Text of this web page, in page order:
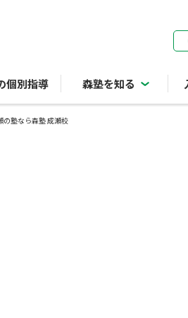
個別指導 森塾を知る
の塾なら森塾 成瀬校